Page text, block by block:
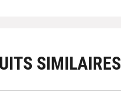
SIMILAIRES